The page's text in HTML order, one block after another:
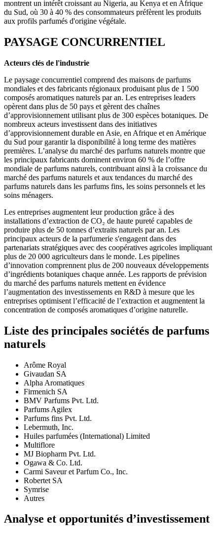
montrent un intérêt croissant au Nigeria, au Kenya et en Afrique
du Sud, où 30 à 40 % des consommateurs préfèrent les produits
aux profils parfumés d'origine végétale.
PAYSAGE CONCURRENTIEL
Acteurs clés de l'industrie
Le paysage concurrentiel comprend des maisons de parfums
mondiales et des fabricants régionaux produisant plus de 1 500
composés aromatiques naturels par an. Les entreprises leaders
opèrent dans plus de 50 pays et gèrent des chaînes
d’approvisionnement utilisant plus de 300 espèces botaniques. De
nombreux acteurs investissent dans des initiatives
d’approvisionnement durable en Asie, en Afrique et en Amérique
du Sud pour garantir la disponibilité à long terme des matières
premières. L’analyse du marché des parfums naturels montre que
les principaux fabricants dominent environ 60 % de l’offre
mondiale de parfums naturels, contribuant ainsi à la croissance du
marché des parfums naturels et aux tendances du marché des
parfums naturels dans les parfums fins, les soins personnels et les
soins ménagers.
Les entreprises augmentent leur production grâce à des
installations d’extraction de CO₂ de haute pureté capables de
produire plus de 50 tonnes d’extraits naturels par an. Les
principaux acteurs de la parfumerie s'engagent dans des
partenariats stratégiques avec des coopératives agricoles impliquant
plus de 20 000 agriculteurs dans le monde. Les pipelines
d’innovation comprennent plus de 200 nouveaux développements
d’ingrédients botaniques chaque année. Les rapports de prévision
du marché des parfums naturels mettent en évidence
l’augmentation des investissements en R&D à mesure que les
entreprises optimisent l’efficacité de l’extraction et augmentent la
concentration de composés aromatiques d’origine naturelle.
Liste des principales sociétés de parfums
naturels
Arôme Royal
Givaudan SA
Alpha Aromatiques
Firmenich SA
BMV Parfums Pvt. Ltd.
Parfums Agilex
Parfums fins Pvt. Ltd.
Lebermuth, Inc.
Huiles parfumées (International) Limited
Multiflore
MJ Biopharm Pvt. Ltd.
Ogawa & Co. Ltd.
Carmi Saveur et Parfum Co., Inc.
Robertet SA
Symrise
Autres
Analyse et opportunités d’investissement